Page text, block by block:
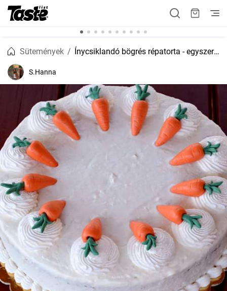
Sütemények Ínycsiklandó bögrés répatorta - egyszerű, de nagyszerű
S.Hanna